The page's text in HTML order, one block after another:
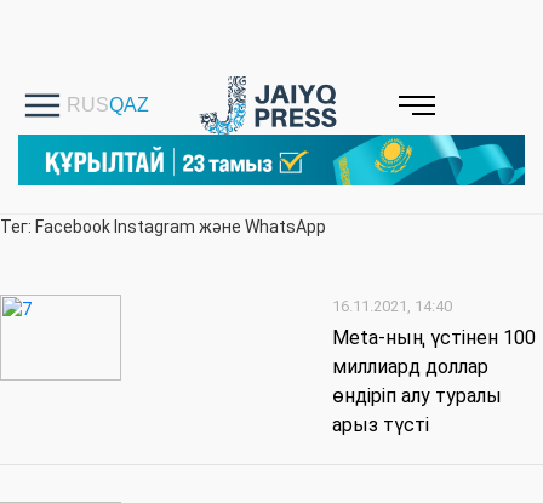
Тег: Facebook Instagram және WhatsApp
16.11.2021, 14:40
Meta-ның үстінен 100
миллиард доллар
өндіріп алу туралы
арыз түсті